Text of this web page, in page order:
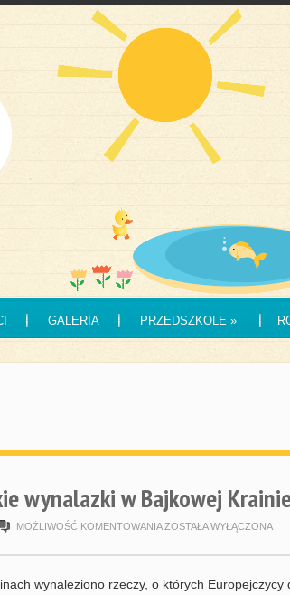
GALERIA PRZEDSZKOLE»
wynalazki w Bajkowej
MOŻLIWOŚĆ KOMENTOWANIA POZNAJEMY
ZOSTAŁA WYŁĄCZONA
wynaleziono rzeczy, o których Europejczycy